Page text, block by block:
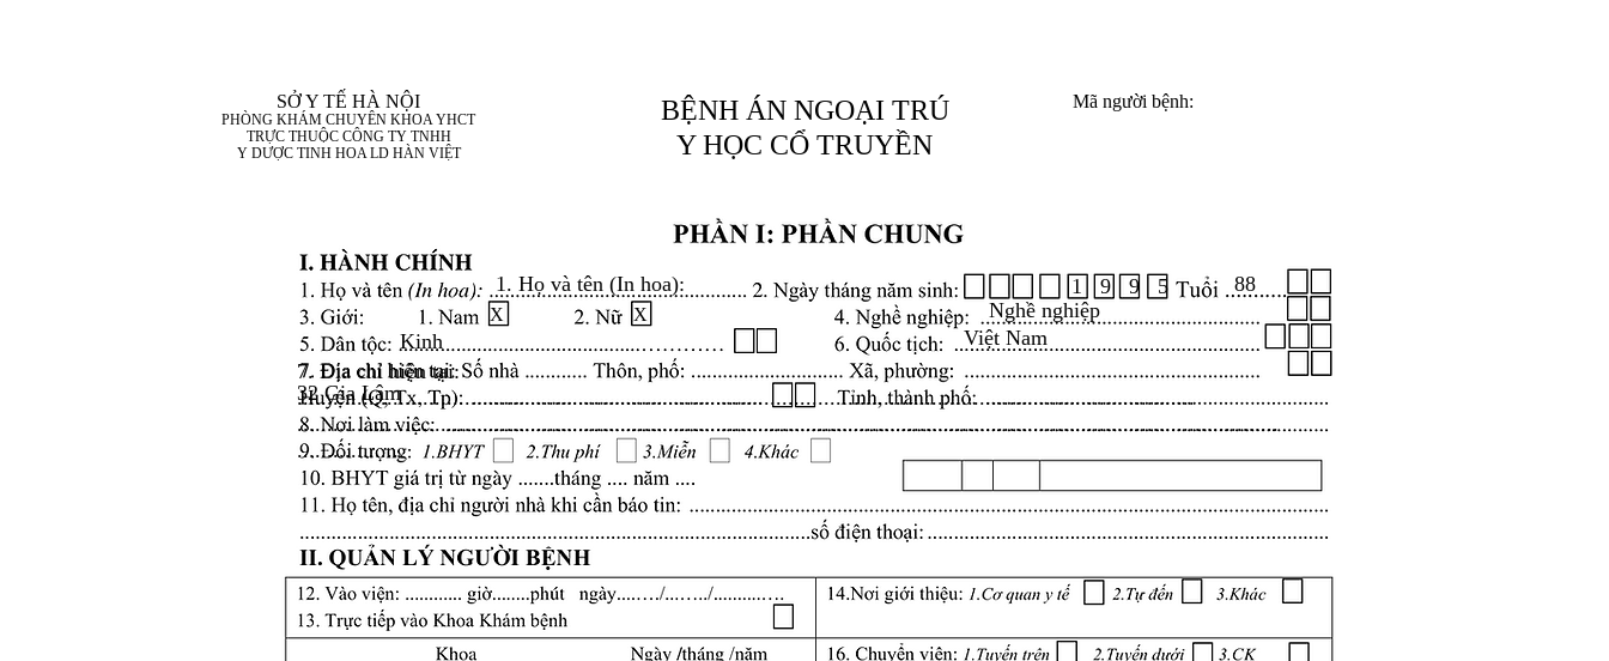
SỞ Y TẾ HÀ NỘI
PHÒNG KHÁM CHUYÊN KHOA YHCT
TRỰC THUỘC CÔNG TY TNHH
Y DƯỢC TINH HOA LD HÀN VIỆT
BỆNH ÁN NGOẠI TRÚ
Y HỌC CỔ TRUYỀN
Mã người bệnh:
1. Họ và tên (In hoa): 1 9 9 5 88
X X
Nghề nghiệp
Việt Nam
Kinh
7. Địa chỉ hiện tại:
......................................................................................................................................................
....................................................................................................................................................................
..................
32 Gia Lâm